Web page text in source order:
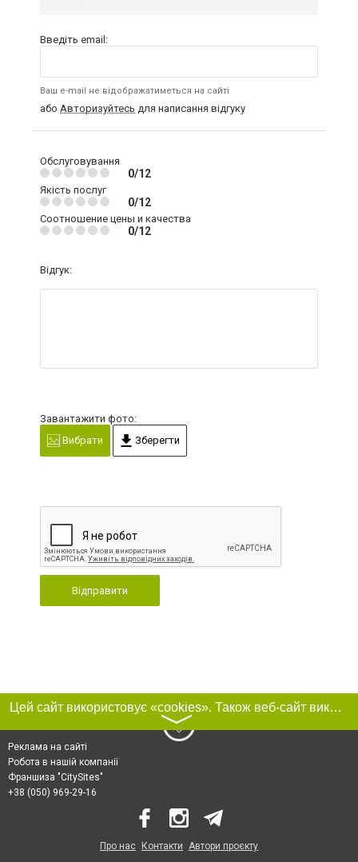
Введіть email:
Ваш e-mail не відображатиметься на сайті
або Авторизуйтесь для написання відгуку
Обслуговування
0/12
Якість послуг
0/12
Соотношение цены и качества
0/12
Відгук:
Завантажити фото:
Вибрати
Зберегти
Відправити
Цей сайт використовує «cookies». Також веб-сайт використовує інтернет-сервіс для збору технічних даних стосовно відвідувачів з метою отримання маркетингової та статистичної інформації. Умови обробки даних відвідувачів сайту див.
〉
Реклама на сайті
Робота в нашій компанії
Франшиза "CitySites"
+38 (050) 969-29-16
Про нас Контакти Автори проєкту